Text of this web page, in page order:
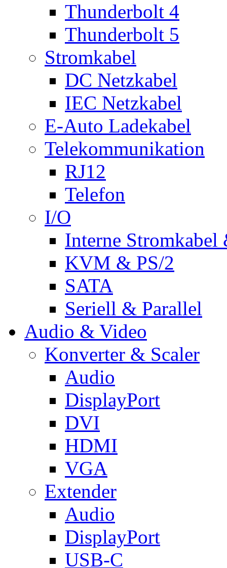
Thunderbolt 4
Thunderbolt 5
Stromkabel
DC Netzkabel
IEC Netzkabel
E-Auto Ladekabel
Telekommunikation
RJ12
Telefon
I/O
Interne Stromkabel
KVM & PS/2
SATA
Seriell & Parallel
Audio & Video
Konverter & Scaler
Audio
DisplayPort
DVI
HDMI
VGA
Extender
Audio
DisplayPort
USB-C